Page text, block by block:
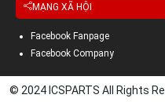
MẠNG XÃ HỘI
Facebook Fanpage
Facebook Company
© 2024 ICSPARTS All Rights